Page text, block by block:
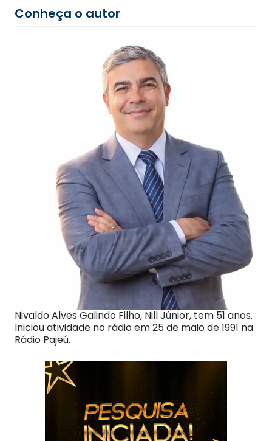
Conheça o autor
Nivaldo Alves Galindo Filho, Nill Júnior, tem 51 anos.
Iniciou atividade no rádio em 25 de maio de 1991 na
Rádio Pajeú.